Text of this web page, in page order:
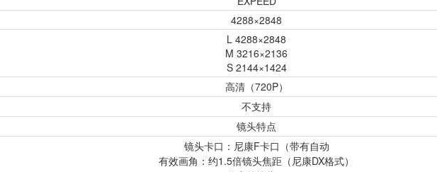
4288×2848
L 4288×2848
M 3216×2136
S 2144×1424
高清（720P）
不支持
镜头特点
镜头卡口：尼康F卡口（带有自动
有效画角：约1.5倍镜头焦距（尼康DX格式）